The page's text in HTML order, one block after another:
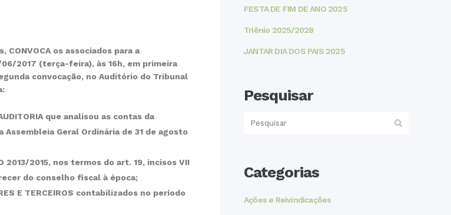
CONVOCA os associados para a
06/2017 (terça-feira), às 16h, em primeira
convocação, no Auditório do Tribunal
que analisou as contas da
Assembleia Geral Ordinária de 31 de agosto
2013/2015, nos termos do art. 19, incisos VII
do conselho fiscal à época;
E TERCEIROS contabilizados no período
FESTA DE FIM DE ANO 2025
Triênio 2025/2028
JANTAR DIA DOS PAIS 2025
Pesquisar
Categorias
Ações e Reivindicações